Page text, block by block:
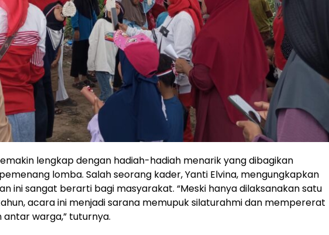
lengkap dengan hadiah-hadiah menarik yang dibagikan
lomba. Salah seorang kader, Yanti Elvina, mengungkapkan
ini sangat berarti bagi masyarakat. “Meski hanya dilaksanakan satu
acara ini menjadi sarana memupuk silaturahmi dan mempererat
warga,” tuturnya.